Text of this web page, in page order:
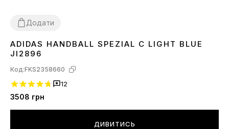
Додати
36 3738 394041424344 45
ADIDAS HANDBALL SPEZIAL C LIGHT BLUE
JI2896
Код:FKS2358660
12
3508 грн
ДИВИТИСЬ